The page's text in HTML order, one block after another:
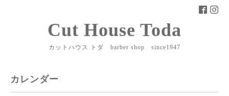
Cut House Toda
カットハウス トダ barber shop since1947
カレンダー